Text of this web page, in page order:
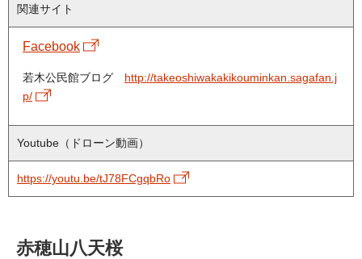
関連サイト
Facebook
若木公民館ブログ http://takeoshiwakakikouminkan.sagafan.j
p/
Youtube（ドローン動画）
https://youtu.be/tJ78FCgqbRo
赤穂山八天桜